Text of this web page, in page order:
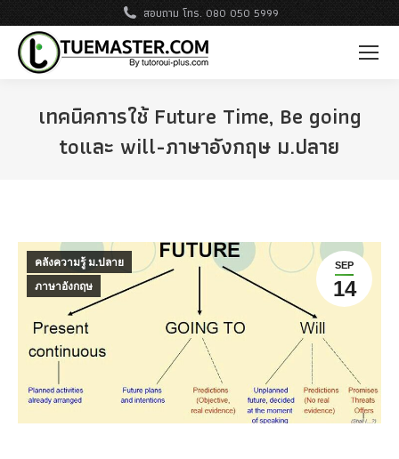
สอบถาม โทร. 080 050 5999
เทคนิคการใช้ Future Time, Be going
toและ will-ภาษาอังกฤษ ม.ปลาย
SEP
14
คลังความรู้ ม.ปลาย
ภาษาอังกฤษ